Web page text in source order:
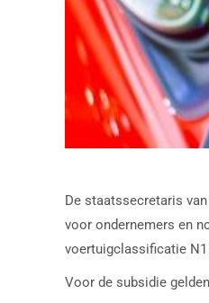
De staatssecretaris
voor ondernemers en
voertuigclassificatie
Voor de subsidie